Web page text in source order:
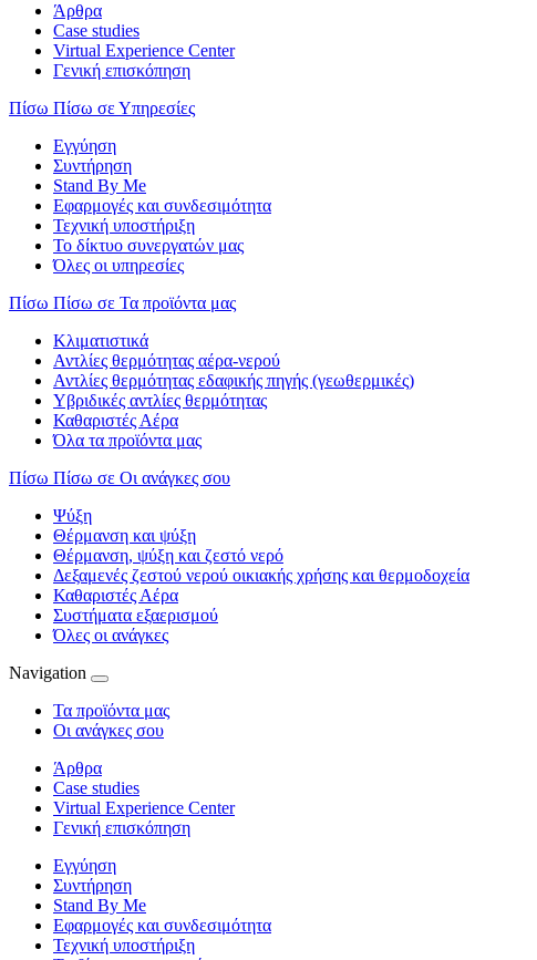
Άρθρα
Case studies
Virtual Experience Center
Γενική επισκόπηση
Πίσω Πίσω σε Υπηρεσίες
Εγγύηση
Συντήρηση
Stand By Me
Εφαρμογές και συνδεσιμότητα
Τεχνική υποστήριξη
Το δίκτυο συνεργατών μας
Όλες οι υπηρεσίες
Πίσω Πίσω σε Τα προϊόντα μας
Κλιματιστικά
Αντλίες θερμότητας αέρα-νερού
Αντλίες θερμότητας εδαφικής πηγής (γεωθερμικές)
Υβριδικές αντλίες θερμότητας
Καθαριστές Αέρα
Όλα τα προϊόντα μας
Πίσω Πίσω σε Οι ανάγκες σου
Ψύξη
Θέρμανση και ψύξη
Θέρμανση, ψύξη και ζεστό νερό
Δεξαμενές ζεστού νερού οικιακής χρήσης και θερμοδοχεία
Καθαριστές Αέρα
Συστήματα εξαερισμού
Όλες οι ανάγκες
Navigation
Τα προϊόντα μας
Οι ανάγκες σου
Άρθρα
Case studies
Virtual Experience Center
Γενική επισκόπηση
Εγγύηση
Συντήρηση
Stand By Me
Εφαρμογές και συνδεσιμότητα
Τεχνική υποστήριξη